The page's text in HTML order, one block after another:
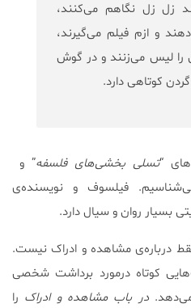
زل زل نگاهم می‌کنند،
و ازم فیلم می‌گیرند،
را لیس می‌زنند و در گوش
کوتاهی دارد.
“تسلی بخشی‌های فلسفه” و
فیلسوف و نویسنده‌ی
بسیار روان و سیال دارد.
درباره‌ی مشاهده و ادراک نیست.
کوتاه درمورد برداشت شخصی
می‌دهد.در باب مشاهده و ادراک را